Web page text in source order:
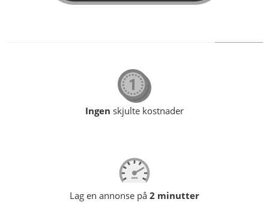
Ingen skjulte kostnader
Lag en annonse på 2 minutter